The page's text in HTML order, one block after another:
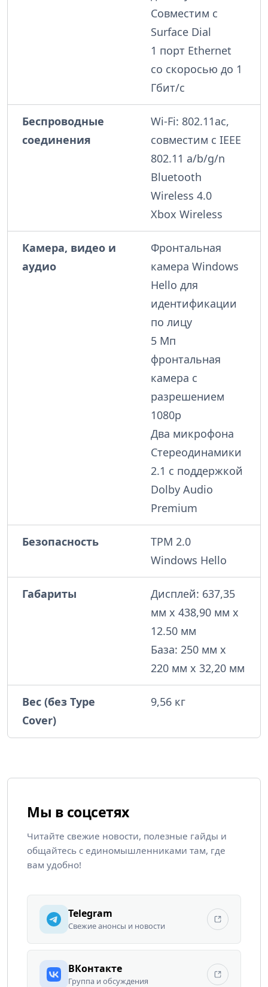
Совместим с
Surface Dial
1 порт Ethernet
со скоросью до 1
Гбит/с
Беспроводные
соединения
Wi-Fi: 802.11ac,
совместим с IEEE
802.11 a/b/g/n
Bluetooth
Wireless 4.0
Xbox Wireless
Камера, видео и
аудио
Фронтальная
камера Windows
Hello для
идентификации
по лицу
5 Мп
фронтальная
камера с
разрешением
1080p
Два микрофона
Стереодинамики
2.1 с поддержкой
Dolby Audio
Premium
Безопасность
TPM 2.0
Windows Hello
Габариты
Дисплей: 637,35
мм x 438,90 мм x
12.50 мм
База: 250 мм x
220 мм x 32,20 мм
Вес (без Type
Cover)
9,56 кг
Мы в соцсетях
Читайте свежие новости, полезные гайды и
общайтесь с единомышленниками там, где
вам удобно!
Telegram
Свежие анонсы и новости
ВКонтакте
Группа и обсуждения